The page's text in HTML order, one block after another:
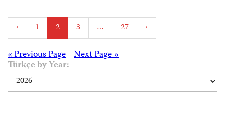
Posts
pagination
‹ 1 2 3 … 27 ›
Posts
navigation
Next Page »
« Previous Page
Türkçe by Year: